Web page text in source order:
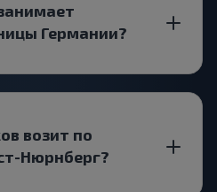
Германии?
возит по
Нюрнберг?